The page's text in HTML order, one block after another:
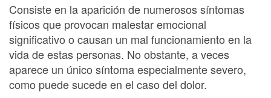
Consiste en la aparición de numerosos síntomas
físicos que provocan malestar emocional
significativo o causan un mal funcionamiento en la
vida de estas personas. No obstante, a veces
aparece un único síntoma especialmente severo,
como puede sucede en el caso del dolor.